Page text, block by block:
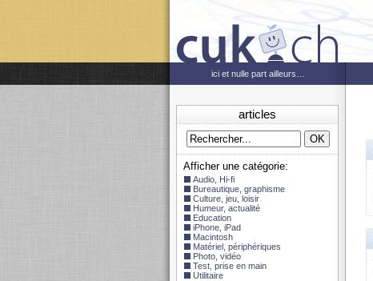
articles
Afficher une catégorie:
Audio, Hi-fi
Bureautique, graphisme
Culture, jeu, loisir
Humeur, actualité
Education
iPhone, iPad
Macintosh
Matériel, périphériques
Photo, vidéo
Test, prise en main
Utilitaire
ici et nulle part ailleurs…